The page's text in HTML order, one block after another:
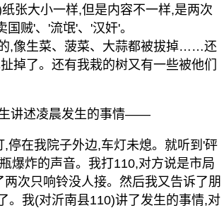
张大小一样,但是内容不一样,是两次
贼'、'流氓'、'汉奸'。
,像生菜、菠菜、大蒜都被拔掉……还
掉了。还有我栽的树又有一些被他们
讲述凌晨发生的事情——
停在我院子外边,车灯未熄。就听到'砰
爆炸的声音。我打110,对方说是市局
次只响铃没人接。然后我又告诉了朋
。我(对沂南县110)讲了发生的事情,对